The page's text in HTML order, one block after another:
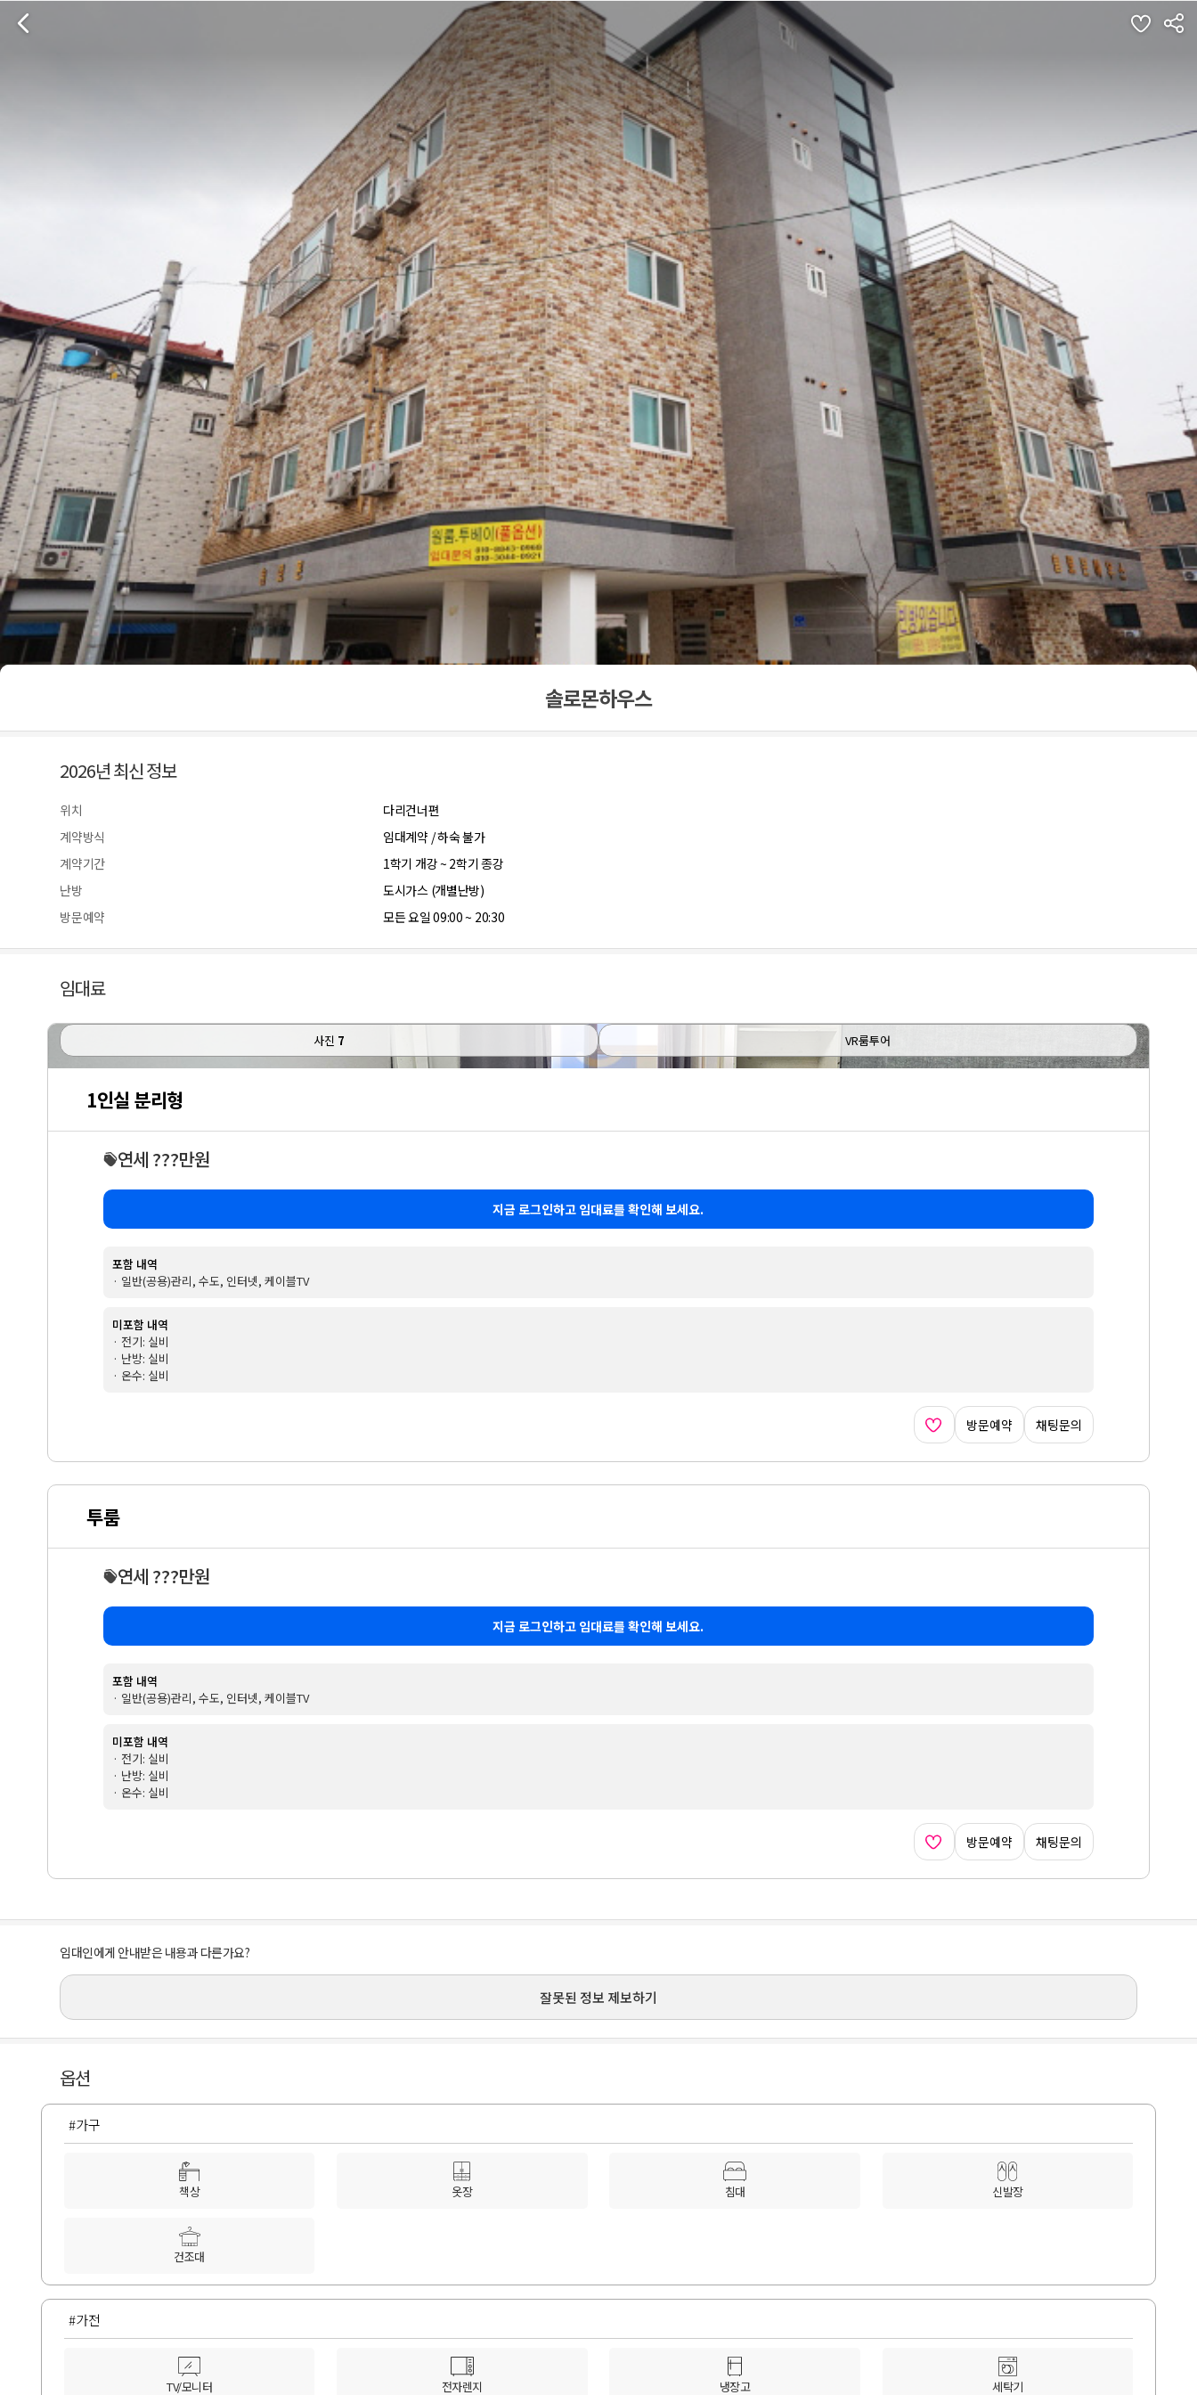
솔로몬하우스
2026년 최신 정보
위치
다리건너편
계약방식
임대계약 / 하숙 불가
계약기간
1학기 개강 ~ 2학기 종강
난방
도시가스 (개별난방)
방문예약
모든 요일 09:00 ~ 20:30
임대료
사진 7 VR룸투어
1인실 분리형
연세 ???만원
지금 로그인하고 임대료를 확인해 보세요.
포함 내역
· 일반(공용)관리, 수도, 인터넷, 케이블TV
미포함 내역
· 전기: 실비
· 난방: 실비
· 온수: 실비
방문예약 채팅문의
투룸
연세 ???만원
지금 로그인하고 임대료를 확인해 보세요.
포함 내역
· 일반(공용)관리, 수도, 인터넷, 케이블TV
미포함 내역
· 전기: 실비
· 난방: 실비
· 온수: 실비
방문예약 채팅문의
임대인에게 안내받은 내용과 다른가요?
잘못된 정보 제보하기
옵션
#가구
책상 옷장 침대 신발장
건조대
#가전
TV/모니터 전자렌지 냉장고 세탁기